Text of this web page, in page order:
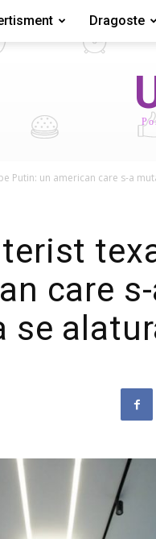
Dragoste
Putin: un american care s-a
care
se